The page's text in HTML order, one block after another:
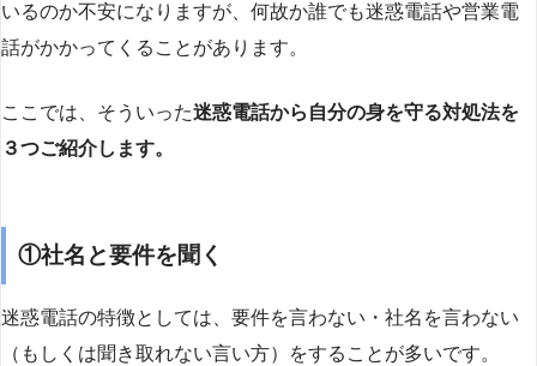
いるのか不安になりますが、何故か誰でも迷惑電話や営業電
話がかかってくることがあります。
ここでは、そういった迷惑電話から自分の身を守る対処法を
３つご紹介します。
①社名と要件を聞く
迷惑電話の特徴としては、要件を言わない・社名を言わない
（もしくは聞き取れない言い方）をすることが多いです。